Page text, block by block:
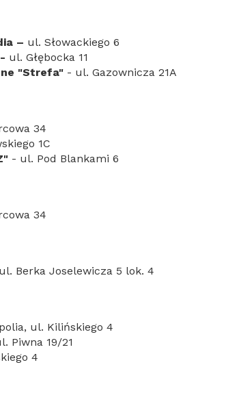
– ul. Słowackiego 6
ul. Głębocka 11
"Strefa" - ul. Gazownicza 21A
34
1C
- ul. Pod Blankami 6
34
ul. Berka Joselewicza 5 lok. 4
ul. Kilińskiego 4
Piwna 19/21
4